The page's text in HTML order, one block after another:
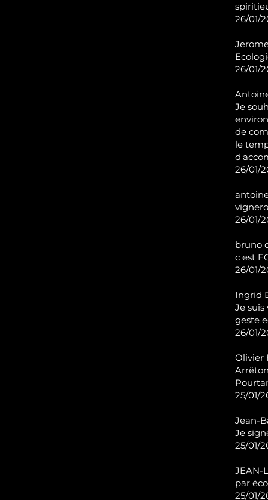
26/01/
26/01/
Je
de
le
26/01/
26/01/
bruno
c est
26/01/
Ingrid
Je
geste
26/01/
Olivier
25/01/
Jean-
Je
25/01/
JEAN-
par
25/01/